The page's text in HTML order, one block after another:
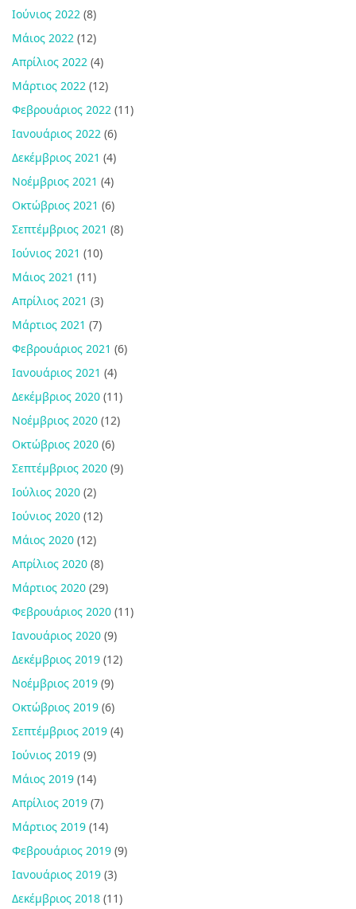
Ιούνιος 2022 (8)
Μάιος 2022 (12)
Απρίλιος 2022 (4)
Μάρτιος 2022 (12)
Φεβρουάριος 2022 (11)
Ιανουάριος 2022 (6)
Δεκέμβριος 2021 (4)
Νοέμβριος 2021 (4)
Οκτώβριος 2021 (6)
Σεπτέμβριος 2021 (8)
Ιούνιος 2021 (10)
Μάιος 2021 (11)
Απρίλιος 2021 (3)
Μάρτιος 2021 (7)
Φεβρουάριος 2021 (6)
Ιανουάριος 2021 (4)
Δεκέμβριος 2020 (11)
Νοέμβριος 2020 (12)
Οκτώβριος 2020 (6)
Σεπτέμβριος 2020 (9)
Ιούλιος 2020 (2)
Ιούνιος 2020 (12)
Μάιος 2020 (12)
Απρίλιος 2020 (8)
Μάρτιος 2020 (29)
Φεβρουάριος 2020 (11)
Ιανουάριος 2020 (9)
Δεκέμβριος 2019 (12)
Νοέμβριος 2019 (9)
Οκτώβριος 2019 (6)
Σεπτέμβριος 2019 (4)
Ιούνιος 2019 (9)
Μάιος 2019 (14)
Απρίλιος 2019 (7)
Μάρτιος 2019 (14)
Φεβρουάριος 2019 (9)
Ιανουάριος 2019 (3)
Δεκέμβριος 2018 (11)